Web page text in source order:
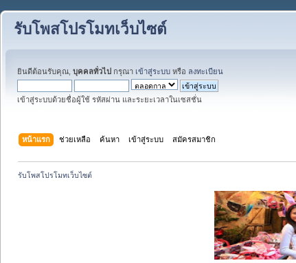
รับโพสโปรโมทเว็บไซต์
ยินดีต้อนรับคุณ, บุคคลทั่วไป กรุณา เข้าสู่ระบบ หรือ ลงทะเบียน
เข้าสู่ระบบด้วยชื่อผู้ใช้ รหัสผ่าน และระยะเวลาในเซสชั่น
หน้าแรก ช่วยเหลือ ค้นหา เข้าสู่ระบบ สมัครสมาชิก
รับโพสโปรโมทเว็บไซต์